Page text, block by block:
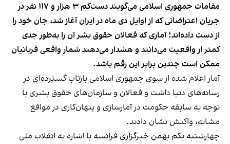
مقامات جمهوری اسلامی می‌گویند دست‌کم ۳ هزار و ۱۱۷ نفر در
جریان اعتراضاتی که از اوایل دی ماه در ایران آغاز شد، جان خود را
از دست داده‌اند؛ آماری که فعالان حقوق بشر آن را به‌طور جدی
کمتر از واقعیت می‌دانند و هشدار می‌دهند شمار واقعی قربانیان
ممکن است چندین برابر این رقم باشد.
آمار اعلام شده از سوی جمهوری اسلامی بازتاب گسترده‌ای در
رسانه‌های دنیا داشت و فعالان و سازمان‌های حقوق بشری با
توجه به سابقه حکومت در آمارسازی و پنهان‌کاری در مواقع
مشابه، واکنش نشان دادند.
چهارشنبه یکم بهمن خبرگزاری فرانسه با اشاره به انقلاب ملی